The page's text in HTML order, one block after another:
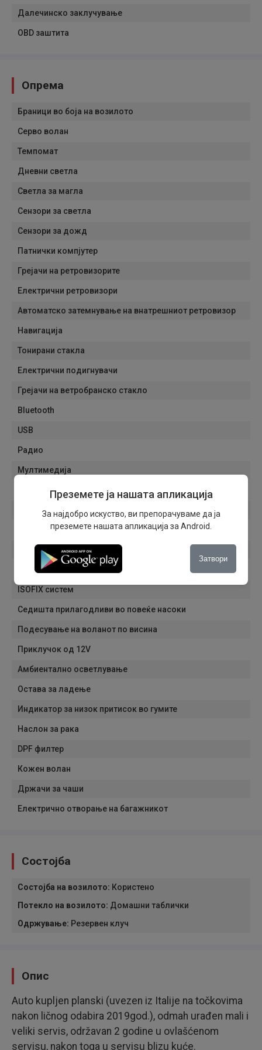
Далечинско заклучување
OBD заштита
Опрема
Браници во боја на возилото
Серво волан
Темпомат
Дневни светла
Светла за магла
Сензори за светла
Сензори за дожд
Патнички компјутер
Грејачи на ретровизорите
Електрични ретровизори
Автоматско затемнување на внатрешниот ретровизор
Навигација
Тонирани стакла
Електрични подигнувачи
Грејачи на ветробранско стакло
Bluetooth
USB
Радио
Мултимедија
MP 3 плеер
DAB радио
Hands-free
Гласовни команди
ISOFIX систем
Седишта прилагодливи во повеќе насоки
Подесување на воланот по висина
Приклучок од 12V
Амбиентално осветлување
Остава за ладење
Индикатор за низок притисок во гумите
Наслон за рака
DPF филтер
Кожен волан
Држачи за чаши
Електрично отворање на багажникот
Состојба
Состојба на возилото: Користено
Потекло на возилото: Домашни таблички
Одржување: Резервен клуч
Опис
Auto kupljen planski (uvezen iz Italije na točkovima
nakon ličnog odabira 2019god.), odmah urađen mali i
veliki servis, održavan 2 godine u ovlašćenom
servisu, nakon toga u servisu blizu kuće.
Преземете ја нашата апликација
За најдобро искуство, ви препорачуваме да ја
преземете нашата апликација за Android.
Затвори